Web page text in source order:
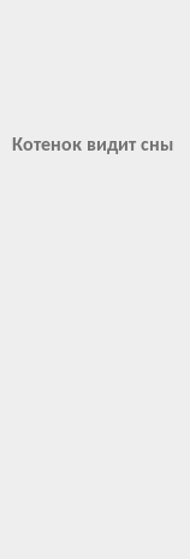
Котенок видит сны